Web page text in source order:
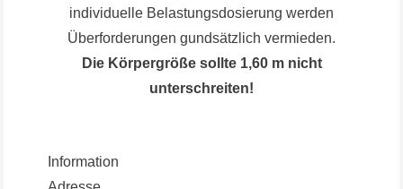
individuelle Belastungsdosierung werden
Überforderungen gundsätzlich vermieden.
Die Körpergröße sollte 1,60 m nicht
unterschreiten!
Information